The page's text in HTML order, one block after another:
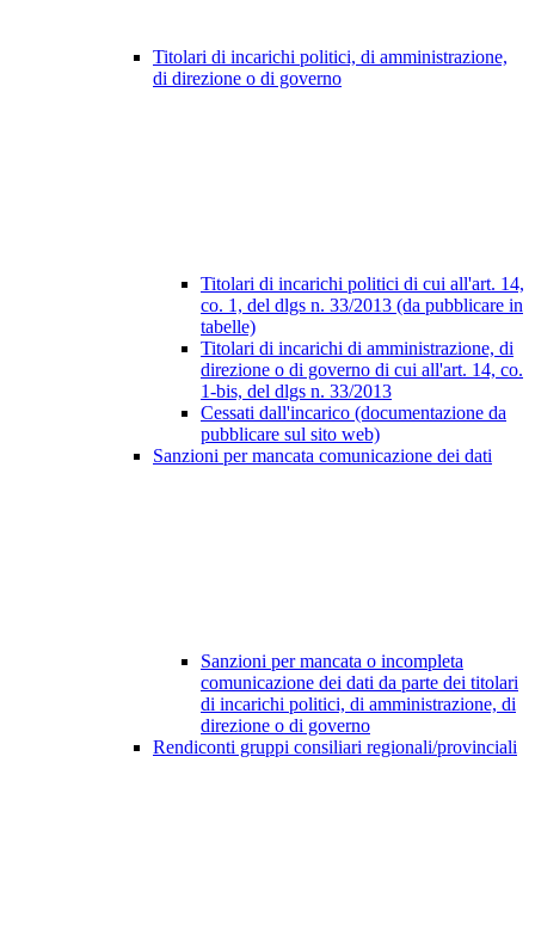
Titolari di incarichi politici, di amministrazione,
di direzione o di governo
Titolari di incarichi politici di cui all'art. 14,
co. 1, del dlgs n. 33/2013 (da pubblicare in
tabelle)
Titolari di incarichi di amministrazione, di
direzione o di governo di cui all'art. 14, co.
1-bis, del dlgs n. 33/2013
Cessati dall'incarico (documentazione da
pubblicare sul sito web)
Sanzioni per mancata comunicazione dei dati
Sanzioni per mancata o incompleta
comunicazione dei dati da parte dei titolari
di incarichi politici, di amministrazione, di
direzione o di governo
Rendiconti gruppi consiliari regionali/provinciali